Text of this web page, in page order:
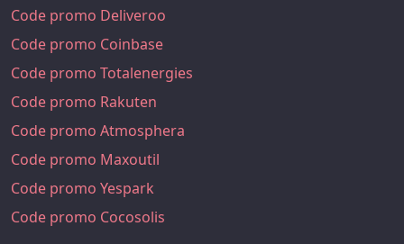
Code promo Deliveroo
Code promo Coinbase
Code promo Totalenergies
Code promo Rakuten
Code promo Atmosphera
Code promo Maxoutil
Code promo Yespark
Code promo Cocosolis